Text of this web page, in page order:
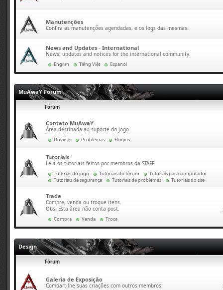
Manutenções
Confira as manutenções agendadas, e os logs das mesmas.
News and Updates - International
News, updates and notices for the international community.
English Tiếng Việt Español
MuAwaY Fórum
Fórum
Contato MuAwaY
Área destinada ao suporte do jogo
Dúvidas Problemas Elogios
Tutoriais
Leia os tutoriais feitos por membros da STAFF
Tutorias do jogo Tutoriais do fórum
Tutoriais para computador
Tutoriais de segurança
Tutoriais de problemas Tutoriais do site
Trade
Compre, venda ou troque itens.
Obs: Esta área não conta post.
Compra Venda Troca
Design
Fórum
Galeria de Exposição
Compartilhe suas criações com outros membros.